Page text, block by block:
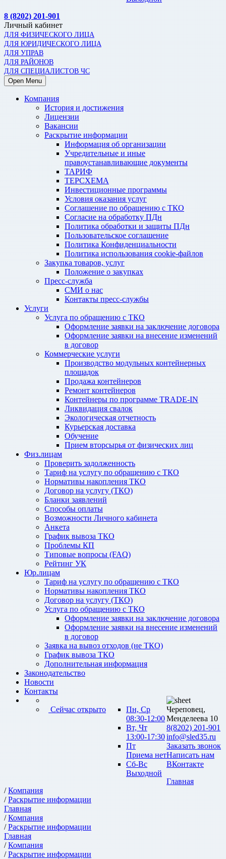
8 (8202) 201-901
Личный кабинет
ДЛЯ ФИЗИЧЕСКОГО ЛИЦА
ДЛЯ ЮРИДИЧЕСКОГО ЛИЦА
ДЛЯ УПРАВ
ДЛЯ РАЙОНОВ
ДЛЯ СПЕЦИАЛИСТОВ ЧС
Open Menu
Компания
История и достижения
Лицензии
Вакансии
Раскрытие информации
Информация об организации
Учредительные и иные
правоустанавливающие документы
ТАРИФ
ТЕРСХЕМА
Инвестиционные программы
Условия оказания услуг
Соглашение по обращению с ТКО
Согласие на обработку ПДн
Политика обработки и защиты ПДн
Пользовательское соглашение
Политика Конфиденциальности
Политика использования cookie-файлов
Закупка товаров, услуг
Положение о закупках
Пресс-служба
СМИ о нас
Контакты пресс-службы
Услуги
Услуга по обращению с ТКО
Оформление заявки на заключение договора
Оформление заявки на внесение изменений
в договор
Коммерческие услуги
Производство модульных контейнерных
площадок
Продажа контейнеров
Ремонт контейнеров
Контейнеры по программе TRADE-IN
Ликвидация свалок
Экологическая отчетность
Курьерская доставка
Обучение
Прием вторсырья от физических лиц
Физ.лицам
Проверить задолженность
Тариф на услугу по обращению с ТКО
Нормативы накопления ТКО
Договор на услугу (ТКО)
Бланки заявлений
Способы оплаты
Возможности Личного кабинета
Анкета
График вывоза ТКО
Проблемы КП
Типовые вопросы (FAQ)
Рейтинг УК
Юр.лицам
Тариф на услугу по обращению с ТКО
Нормативы накопления ТКО
Договор на услугу (ТКО)
Услуга по обращению с ТКО
Оформление заявки на заключение договора
Оформление заявки на внесение изменений
в договор
Заявка на вывоз отходов (не ТКО)
График вывоза ТКО
Дополнительная информация
Законодательство
Новости
Контакты
Сейчас открыто
Пн, Ср
08:30-12:00
Вт, Чт
13:00-17:30
Пт
Приема нет
Сб-Вс
Выходной
Череповец,
Менделеева 10
8(8202) 201-901
info@sled35.ru
Заказать звонок
Написать нам
ВКонтакте
Главная
/Компания
/Раскрытие информации
Главная
/Компания
/Раскрытие информации
Главная
/Компания
/Раскрытие информации